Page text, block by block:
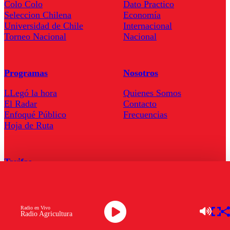
Radio Agricultura
Radio en Vivo
Colo Colo
Seleccion Chilena
Universidad de Chile
Torneo Nacional
Dato Practico
Economía
Internacional
Nacional
Programas
LLegó la hora
El Radar
Enfoqué Público
Hoja de Ruta
Nosotros
Quienes Somos
Contacto
Frecuencias
Tarifas